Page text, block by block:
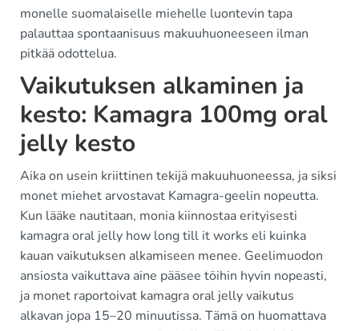
monelle suomalaiselle miehelle luontevin tapa
palauttaa spontaanisuus makuuhuoneeseen ilman
pitkää odottelua.
Vaikutuksen alkaminen ja
kesto: Kamagra 100mg oral
jelly kesto
Aika on usein kriittinen tekijä makuuhuoneessa, ja siksi
monet miehet arvostavat Kamagra-geelin nopeutta.
Kun lääke nautitaan, monia kiinnostaa erityisesti
kamagra oral jelly how long till it works eli kuinka
kauan vaikutuksen alkamiseen menee. Geelimuodon
ansiosta vaikuttava aine pääsee töihin hyvin nopeasti,
ja monet raportoivat kamagra oral jelly vaikutus
alkavan jopa 15–20 minuutissa. Tämä on huomattava